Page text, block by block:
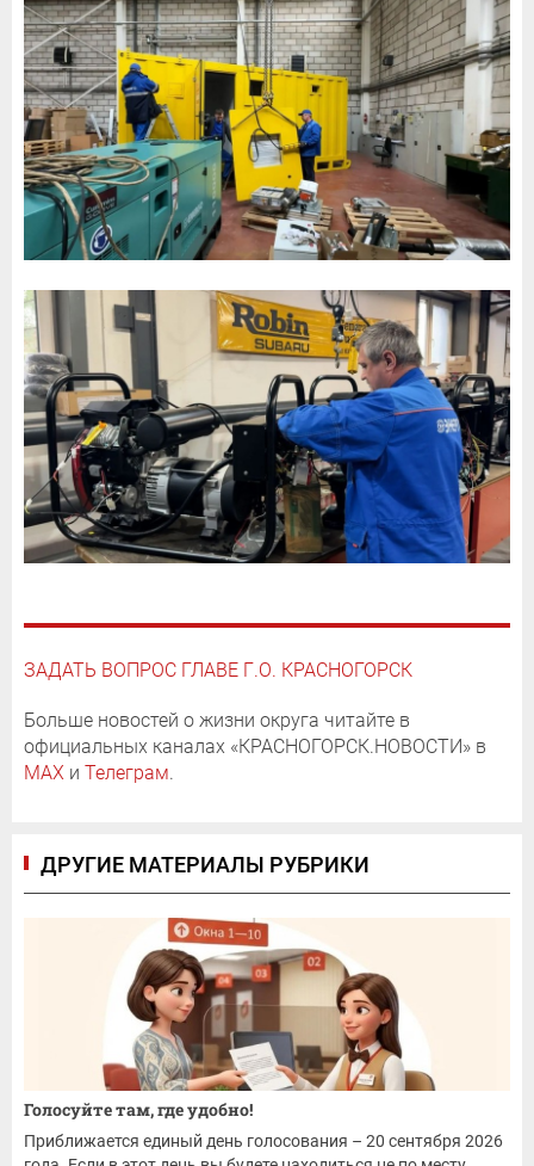
ЗАДАТЬ ВОПРОС ГЛАВЕ Г.О. КРАСНОГОРСК
Больше новостей о жизни округа читайте в
официальных каналах «КРАСНОГОРСК.НОВОСТИ» в
MAX и Телеграм.
ДРУГИЕ МАТЕРИАЛЫ РУБРИКИ
Голосуйте там, где удобно!
Приближается единый день голосования – 20 сентября 2026